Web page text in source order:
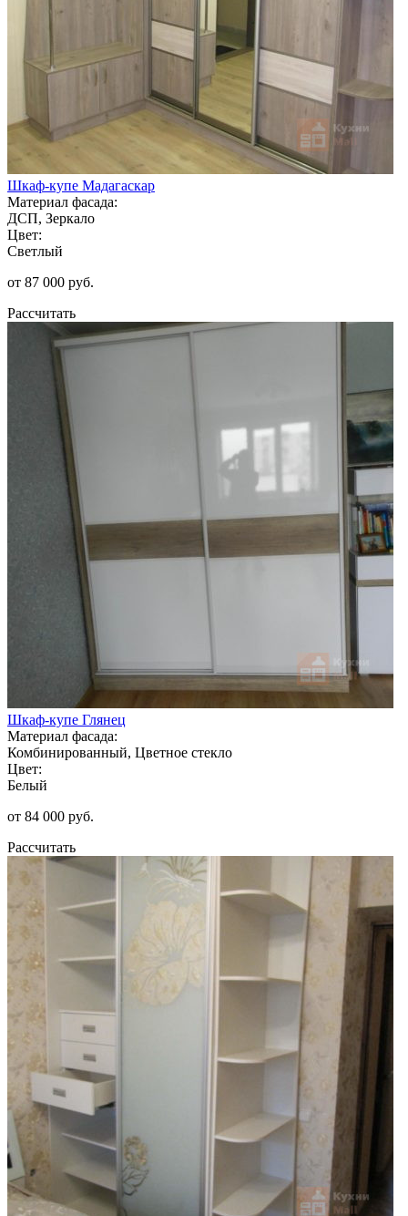
Шкаф-купе Мадагаскар
Материал фасада:
ДСП, Зеркало
Цвет:
Светлый
от 87 000 руб.
Рассчитать
Шкаф-купе Глянец
Материал фасада:
Комбинированный, Цветное стекло
Цвет:
Белый
от 84 000 руб.
Рассчитать